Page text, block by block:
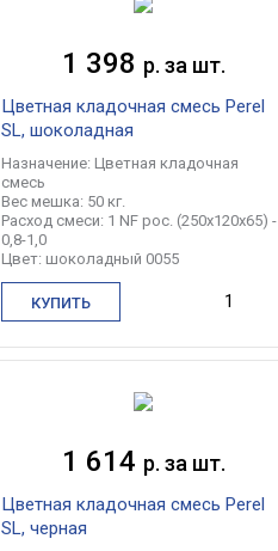
1 398 р. за шт.
Цветная кладочная смесь Perel
SL, шоколадная
Назначение: Цветная кладочная
смесь
Вес мешка: 50 кг.
Расход смеси: 1 NF рос. (250x120x65) -
0,8-1,0
Цвет: шоколадный 0055
КУПИТЬ
1 614 р. за шт.
Цветная кладочная смесь Perel
SL, черная